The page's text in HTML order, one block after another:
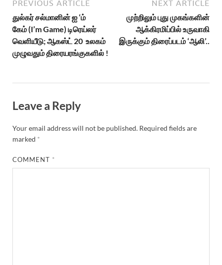
PREVIOUS ARTICLE
துல்கர் சல்மானின் ஐ ‘ம்
கேம் (I’m Game) டிரெய்லர்
வெளியீடு; ஆகஸ்ட் 20 உலகம்
முழுவதும் திரையரங்குகளில் !
NEXT ARTICLE
முற்றிலும் புது முகங்களின்
ஆக்கிரமிப்பில் உருவாகி
இருக்கும் திரைப்படம் ‘ஆலி’..
Leave a Reply
Your email address will not be published. Required fields are
marked *
COMMENT *